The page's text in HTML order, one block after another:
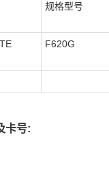
规格型号
F620G
卡号: